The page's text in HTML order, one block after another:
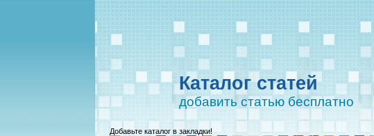
Каталог статей
добавить статью бесплатно
Добавьте каталог в закладки!